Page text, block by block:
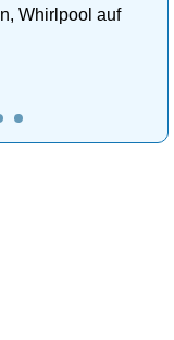
Whirlpool auf